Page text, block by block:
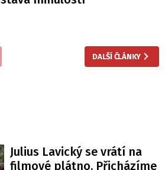
DALŠÍ ČLÁNKY
Julius Lavický se vrátí na
filmové plátno. Přicházíme